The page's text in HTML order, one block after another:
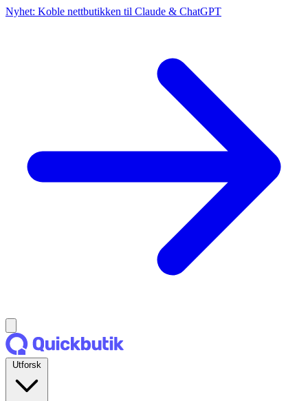
Nyhet: Koble nettbutikken til Claude & ChatGPT